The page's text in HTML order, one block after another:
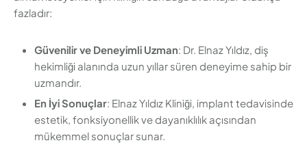
fazladır:
Güvenilir ve Deneyimli Uzman: Dr. Elnaz Yıldız, diş
hekimliği alanında uzun yıllar süren deneyime sahip bir
uzmandır.
En İyi Sonuçlar: Elnaz Yıldız Kliniği, implant tedavisinde
estetik, fonksiyonellik ve dayanıklılık açısından
mükemmel sonuçlar sunar.